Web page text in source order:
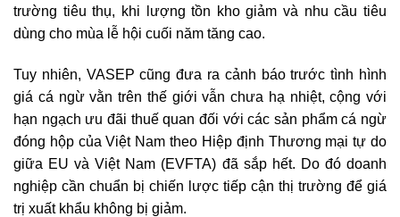
trường tiêu thụ, khi lượng tồn kho giảm và nhu cầu tiêu
dùng cho mùa lễ hội cuối năm tăng cao.
Tuy nhiên, VASEP cũng đưa ra cảnh báo trước tình hình
giá cá ngừ vằn trên thế giới vẫn chưa hạ nhiệt, cộng với
hạn ngạch ưu đãi thuế quan đối với các sản phẩm cá ngừ
đóng hộp của Việt Nam theo Hiệp định Thương mại tự do
giữa EU và Việt Nam (EVFTA) đã sắp hết. Do đó doanh
nghiệp cần chuẩn bị chiến lược tiếp cận thị trường để giá
trị xuất khẩu không bị giảm.